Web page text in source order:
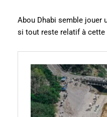
Abou Dhabi semble jouer
si tout reste relatif à cette